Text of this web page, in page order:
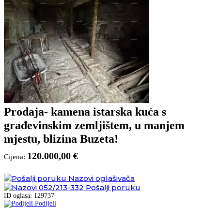
Prodaja- kamena istarska kuća s
građevinskim zemljištem, u manjem
mjestu, blizina Buzeta!
Cijena: 120.000,00 €
Nazovi oglašivača
052/213-332 Pošalji poruku
ID oglasa: 129737
Podijeli